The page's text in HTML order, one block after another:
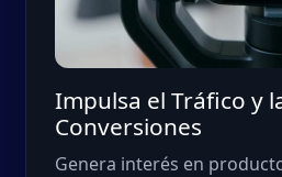
Impulsa el Tráfico y
Conversiones
Genera interés en